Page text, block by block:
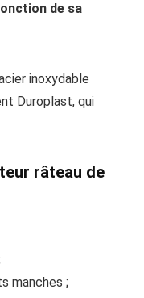
de sa
inoxydable
Duroplast, qui
râteau de
manches ;